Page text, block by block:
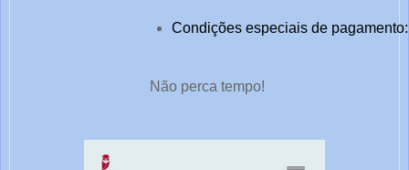
Condições especiais de
Não perca tempo!